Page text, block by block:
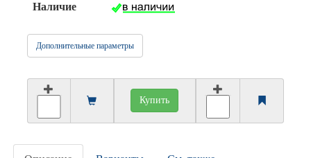
Наличие
Дополнительные параметры
Купить